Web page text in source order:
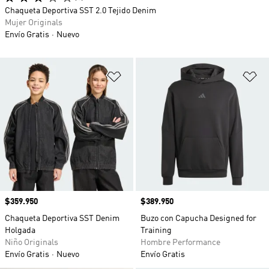
Añadir a la lista de deseos
Precio
$359.950
Chaqueta Deportiva SST Denim
Holgada
Niño Originals
Envío Gratis
Nuevo
Precio
$389.950
Buzo con Capucha Designed for
Training
Hombre Performance
Envío Gratis
Chaqueta Deportiva SST 2.0 Tejido Denim
Mujer Originals
Envío Gratis
Nuevo